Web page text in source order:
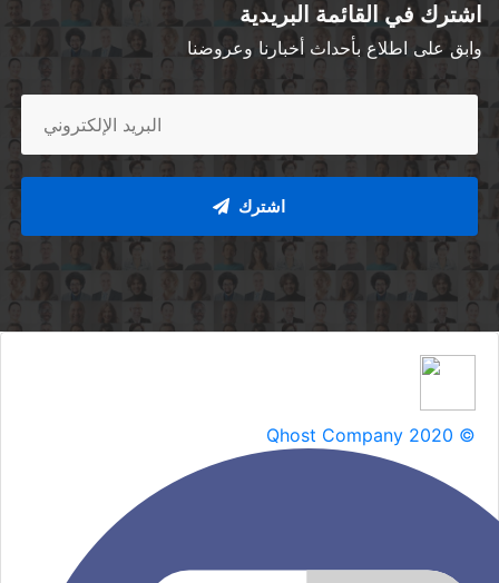
اشترك في القائمة البريدية
وابق على اطلاع بأحداث أخبارنا وعروضنا
اشترك
Qhost Company 2020 ©